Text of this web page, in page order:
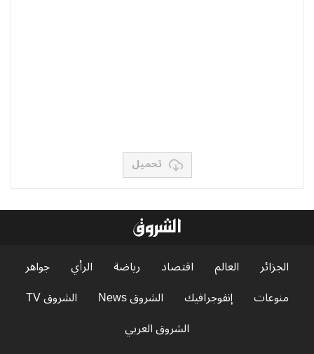
تحميل
الجزائر العالم اقتصاد رياضة الرأي
جواهر
منوعات
إنفوجرافيك الشروق News
الشروق TV
الشروق العربي